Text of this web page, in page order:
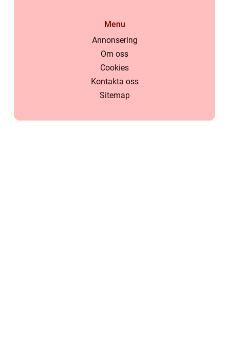
Menu
Annonsering
Om oss
Cookies
Kontakta oss
Sitemap